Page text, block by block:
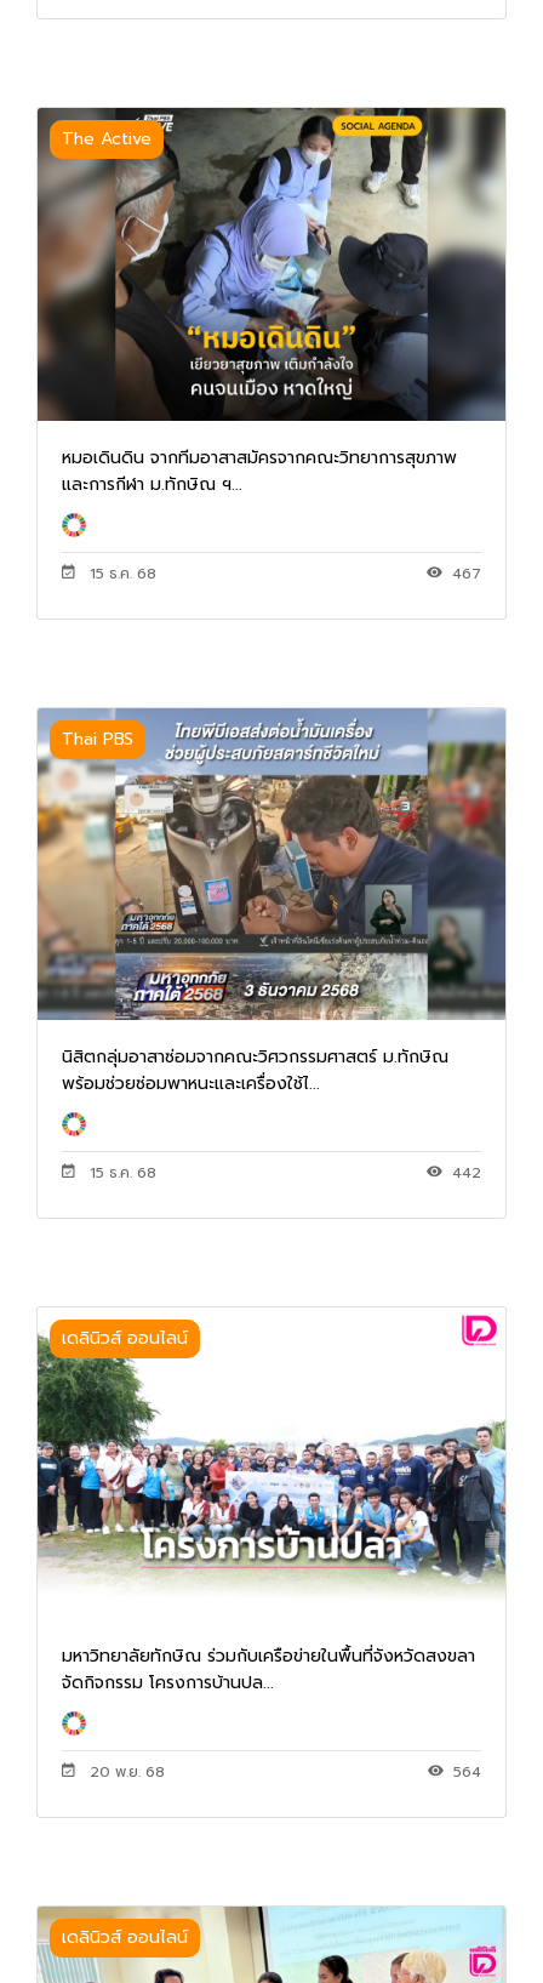
The Active
หมอเดินดิน จากทีมอาสาสมัครจากคณะวิทยาการสุขภาพ
และการกีฬา ม.ทักษิณ ฯ...
15 ธ.ค. 68 467
Thai PBS
นิสิตกลุ่มอาสาซ่อมจากคณะวิศวกรรมศาสตร์ ม.ทักษิณ
พร้อมช่วยซ่อมพาหนะและเครื่องใช้ไ...
15 ธ.ค. 68 442
เดลินิวส์ ออนไลน์
มหาวิทยาลัยทักษิณ ร่วมกับเครือข่ายในพื้นที่จังหวัดสงขลา
จัดกิจกรรม โครงการบ้านปล...
20 พ.ย. 68 564
เดลินิวส์ ออนไลน์